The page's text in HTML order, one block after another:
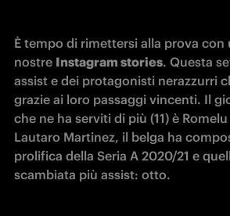
È tempo di rimettersi alla prova con
nostre Instagram stories. Questa
assist e dei protagonisti nerazzurri
grazie ai loro passaggi vincenti. Il
che ne ha serviti di più (11) è
Lautaro Martinez, il belga ha
prolifica della Seria A 2020/21 e
scambiata più assist: otto.